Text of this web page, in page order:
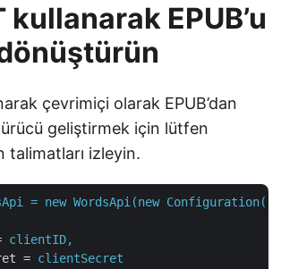
kullanarak EPUB’u
çevrimiçi olarak EPUB’dan
geliştirmek için lütfen
talimatları izleyin.
= new WordsApi(new Configuration()
clientID,
= clientSecret